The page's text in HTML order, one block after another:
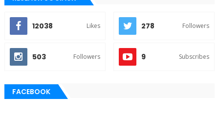
12038 Likes 278 Followers
503 Followers 9 Subscribes
FACEBOOK